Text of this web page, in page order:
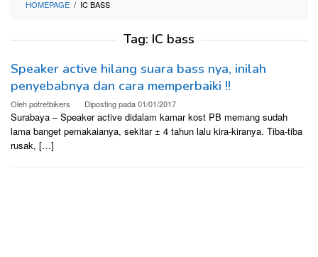
HOMEPAGE / IC BASS
Tag: IC bass
Speaker active hilang suara bass nya, inilah
penyebabnya dan cara memperbaiki !!
Olehpotretbikers Diposting pada01/01/2017
Surabaya – Speaker active didalam kamar kost PB memang sudah
lama banget pemakaianya, sekitar ± 4 tahun lalu kira-kiranya. Tiba-tiba
rusak, […]